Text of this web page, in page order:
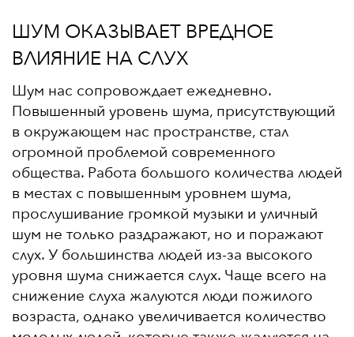
ШУМ ОКАЗЫВАЕТ ВРЕДНОЕ
ВЛИЯНИЕ НА СЛУХ
Шум нас сопровождает ежедневно.
Повышенный уровень шума, присутствующий
в окружающем нас пространстве, стал
огромной проблемой современного
общества. Работа большого количества людей
в местах с повышенным уровнем шума,
прослушивание громкой музыки и уличный
шум не только раздражают, но и поражают
слух. У большинства людей из-за высокого
уровня шума снижается слух. Чаще всего на
снижение слуха жалуются люди пожилого
возраста, однако увеличивается количество